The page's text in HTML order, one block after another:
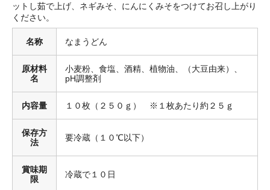
ットし茹で上げ、ネギみそ、にんにくみそをつけてお召し上がり
ください。
名称 なまうどん
原材料
名
小麦粉、食塩、酒精、植物油、（大豆由来）、
pH調整剤
内容量 １０枚（２５０ｇ） ※１枚あたり約２５ｇ
保存方
法
要冷蔵（１０℃以下）
賞味期
限
冷蔵で１０日